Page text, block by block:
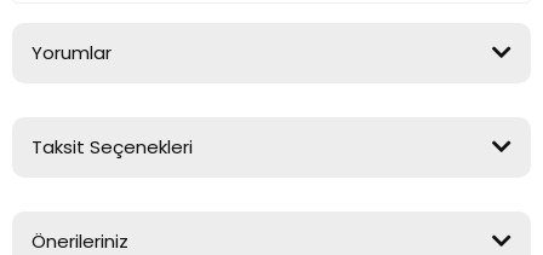
Yorumlar
Taksit Seçenekleri
Önerileriniz